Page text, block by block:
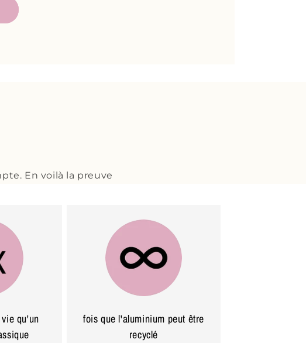
En voilà la preuve
qu'un
fois que l'aluminium peut être
recyclé